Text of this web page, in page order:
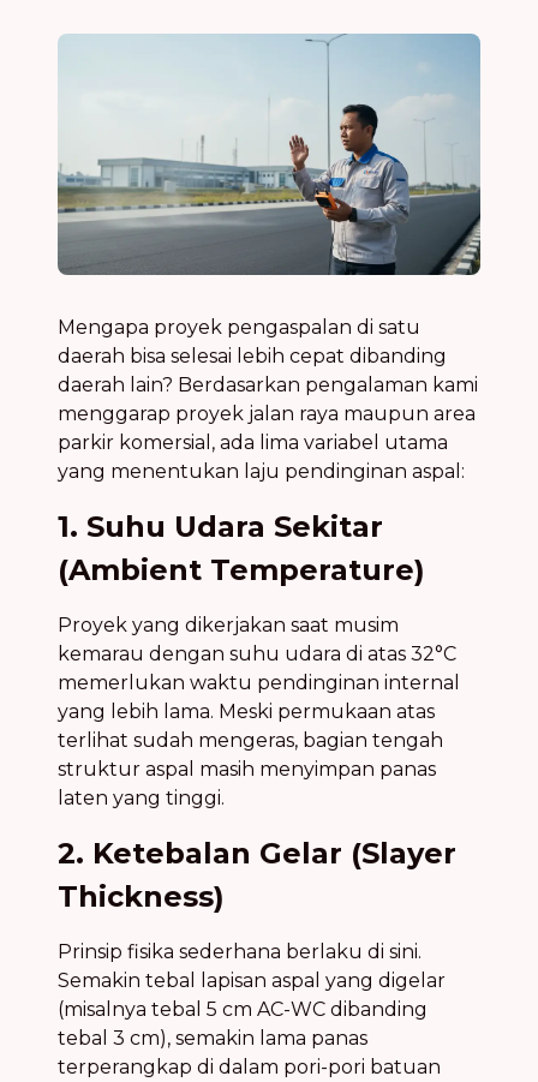
Mengapa proyek pengaspalan di satu
daerah bisa selesai lebih cepat dibanding
daerah lain? Berdasarkan pengalaman kami
menggarap proyek jalan raya maupun area
parkir komersial, ada lima variabel utama
yang menentukan laju pendinginan aspal:
1. Suhu Udara Sekitar
(Ambient Temperature)
Proyek yang dikerjakan saat musim
kemarau dengan suhu udara di atas 32°C
memerlukan waktu pendinginan internal
yang lebih lama. Meski permukaan atas
terlihat sudah mengeras, bagian tengah
struktur aspal masih menyimpan panas
laten yang tinggi.
2. Ketebalan Gelar (Slayer
Thickness)
Prinsip fisika sederhana berlaku di sini.
Semakin tebal lapisan aspal yang digelar
(misalnya tebal 5 cm AC-WC dibanding
tebal 3 cm), semakin lama panas
terperangkap di dalam pori-pori batuan